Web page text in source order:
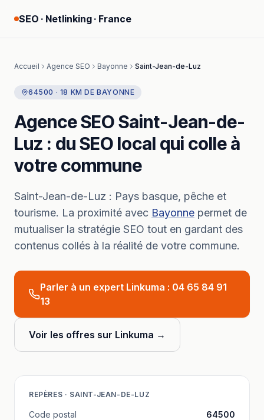
SEO · Netlinking · France
Accueil Agence SEO Bayonne Saint-Jean-de-Luz
64500 · 18 KMDEBAYONNE
Agence SEOSaint-Jean-de-
Luz : du SEO local qui colle à
votre commune
Saint-Jean-de-Luz : Pays basque, pêche et
tourisme. La proximité avec Bayonne permet de
mutualiser la stratégie SEO tout en gardant des
contenus collés à la réalité de votre commune.
Parler à un expert Linkuma : 04 65 84 91
13
Voir les offres sur Linkuma →
REPÈRES · SAINT-JEAN-DE-LUZ
Code postal
64500